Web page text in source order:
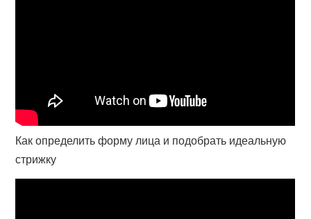
Как определить форму лица и подобрать идеальную
стрижку